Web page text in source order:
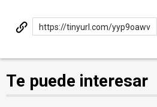
https://tinyurl.com/yyp9oawv
Te puede interesar